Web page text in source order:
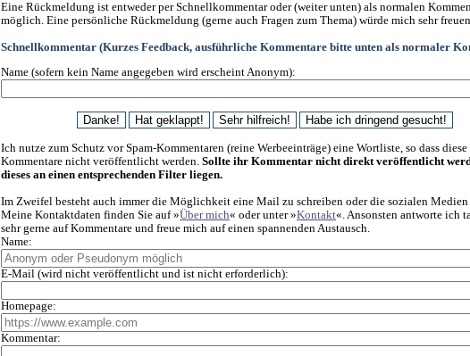
Eine Rückmeldung ist entweder per Schnellkommentar oder (weiter unten) als normalen
möglich. Eine persönliche Rückmeldung (gerne auch Fragen zum Thema) würde mich sehr
Schnellkommentar (Kurzes Feedback, ausführliche Kommentare bitte unten als normaler
Name (sofern kein Name angegeben wird erscheint Anonym):
Ich nutze zum Schutz vor Spam-Kommentaren (reine Werbeeinträge) eine Wortliste, so dass diese
Kommentare nicht veröffentlicht werden. Sollte ihr Kommentar nicht direkt veröffentlicht
dieses an einen entsprechenden Filter liegen.
Im Zweifel besteht auch immer die Möglichkeit eine Mail zu schreiben oder die sozialen Medien
Meine Kontaktdaten finden Sie auf »Über mich« oder unter »Kontakt«. Ansonsten antworte ich
sehr gerne auf Kommentare und freue mich auf einen spannenden Austausch.
Name:
E-Mail (wird nicht veröffentlicht und ist nicht erforderlich):
Homepage:
Kommentar: